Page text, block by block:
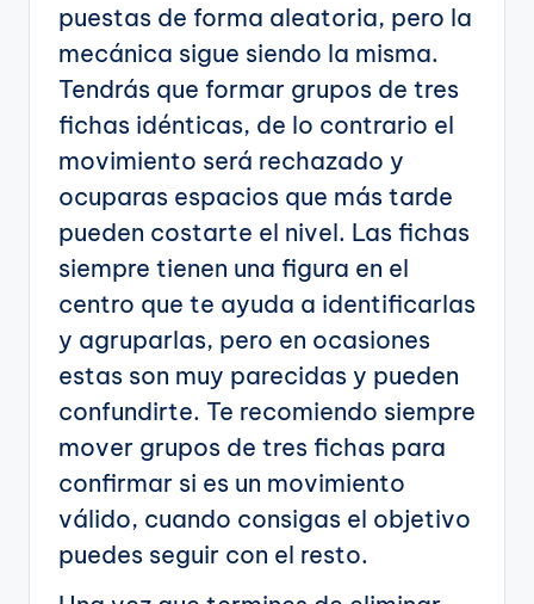
puestas de forma aleatoria, pero la
mecánica sigue siendo la misma.
Tendrás que formar grupos de tres
fichas idénticas, de lo contrario el
movimiento será rechazado y
ocuparas espacios que más tarde
pueden costarte el nivel. Las fichas
siempre tienen una figura en el
centro que te ayuda a identificarlas
y agruparlas, pero en ocasiones
estas son muy parecidas y pueden
confundirte. Te recomiendo siempre
mover grupos de tres fichas para
confirmar si es un movimiento
válido, cuando consigas el objetivo
puedes seguir con el resto.